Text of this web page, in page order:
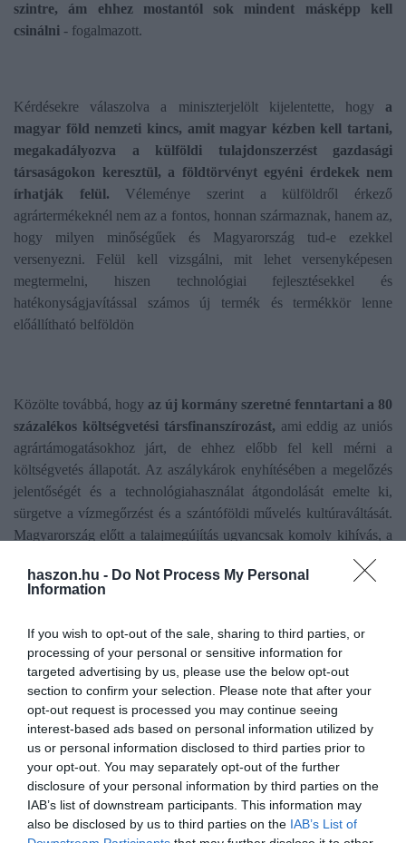
haszon.hu - Do Not Process My Personal
Information
If you wish to opt-out of the sale, sharing to third parties, or
processing of your personal or sensitive information for
targeted advertising by us, please use the below opt-out
section to confirm your selection. Please note that after your
opt-out request is processed you may continue seeing
interest-based ads based on personal information utilized by
us or personal information disclosed to third parties prior to
your opt-out. You may separately opt-out of the further
disclosure of your personal information by third parties on the
IAB’s list of downstream participants. This information may
also be disclosed by us to third parties on the IAB’s List of
szintre, ám ehhez mostantól sok mindent másképp kell
csinálni - fogalmazott.
Kérdésekre válaszolva a miniszterjelölt kijelentette, hogy a
magyar föld nemzeti kincs, amit magyar kézben kell tartani,
megakadályozva a külföldi tulajdonszerzést gazdasági
társaságokon keresztül, a földtörvényt egyéni érdekek nem
írhatják felül. Véleménye szerint a külföldről érkező
agrártermékeknél nem az a fontos, honnan származnak, hanem az,
hogy milyen minőségűek és Magyarország tud-e ezekkel
versenyezni. Felül kell vizsgálni, mit lehet versenyképesen
megtermelni, hiszen technológiai fejlesztésekkel és
hatékonyságjavítással számos új termék és termékkör lenne
előállítható belföldön
Közölte továbbá, hogy az új kormány szeretné fenntartani a 80
százalékos költségvetési társfinanszírozást, ami eddig az uniós
agrártámogatásokhoz járt, de ehhez előbb fel kell mérni a
költségvetés állapotát. Az aszálykárok enyhítésében a megelőzés
jelentőségét és a technológiahasználat átgondolását emelte ki,
sürgetve a vízmegőrzést és a szántóföldi művelés kultúraváltását.
Magyarország előtt a talajmegújítás ugyancsak komoly kihívás, a
káros művelési gyakorlatok helyett a talajregenerálást kell
ösztönözni.A kormány azt nem akarja megszabni senkinek,
hozzá.
Sürgette egyúttal a Nemzeti Agrárgazdasági Kamara (NAK)
átalakítását "valódi érdekképviseletet ellátó" szervezetté, a
működése ugyanis "kisiklott", a szervezet politikai tevékenységbe
kezdett. A falugazdászok munkája továbbra is fontos, de át kell
gondolni számos funkció működtetését, emellett átvilágításra és új
választási eljárásra is szükség van az agrárkamarában.
Bóna Szabolcs jelölését a bizottság 2 tartózkodás mellett 7